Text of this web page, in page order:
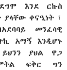
እንደ ርኩስ
ቀናዒነት ፣
መንፈሳዊ
አማኝ እንዲሆኑ
ያህል ዋጋ
ፍቅር ግን